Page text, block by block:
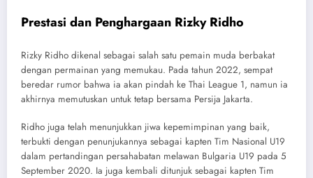
Prestasi dan Penghargaan Rizky Ridho
Rizky Ridho dikenal sebagai salah satu pemain muda berbakat
dengan permainan yang memukau. Pada tahun 2022, sempat
beredar rumor bahwa ia akan pindah ke Thai League 1, namun ia
akhirnya memutuskan untuk tetap bersama Persija Jakarta.
Ridho juga telah menunjukkan jiwa kepemimpinan yang baik,
terbukti dengan penunjukannya sebagai kapten Tim Nasional U19
dalam pertandingan persahabatan melawan Bulgaria U19 pada 5
September 2020. Ia juga kembali ditunjuk sebagai kapten Tim